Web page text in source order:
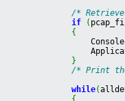
/*
if
(
{
}
/* Print
while(